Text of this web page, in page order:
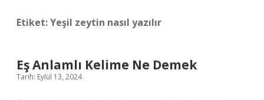
Etiket:Yeşil zeytin nasıl yazılır
Eş Anlamlı Kelime Ne Demek
Tarih: Eylül 13, 2024